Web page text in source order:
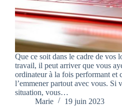
Que ce soit dans le cadre de vos
travail, il peut arriver que vous
ordinateur à la fois performant et
l’emmener partout avec vous. Si
situation, vous…
Marie
19 juin 2023